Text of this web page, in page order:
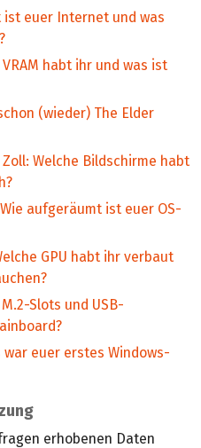
ist euer Internet und was
habt ihr und was ist
(wieder) The Elder
Welche Bildschirme habt
aufgeräumt ist euer OS-
GPU habt ihr verbaut
Slots und USB-
war euer erstes Windows-
erhobenen Daten